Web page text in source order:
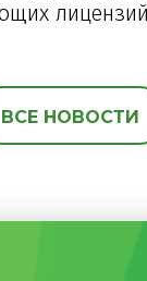
ВСЕ НОВОСТИ